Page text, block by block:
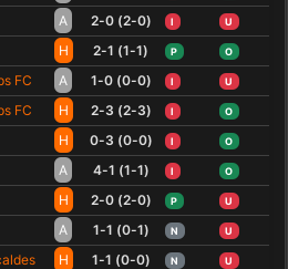
A 2-0 (2-0) I U
H 2-1 (1-1) P O
FC A 1-0 (0-0) I U
FC H 2-3 (2-3) I O
H 0-3 (0-0) I O
A 4-1 (1-1) I O
H 2-0 (2-0) P U
A 1-1 (0-1) N U
H 1-1 (0-0) N U